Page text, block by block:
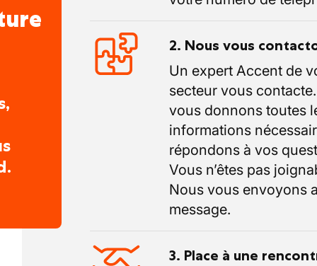
2. Nous vous
Un expert Accent de
secteur vous
vous donnons toutes
informations
répondons à vos
Vous n’êtes pas
Nous vous envoyons
message.
3. Place à une